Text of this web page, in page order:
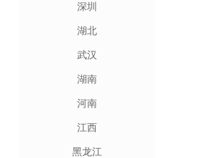
深圳
湖北
武汉
湖南
河南
江西
黑龙江